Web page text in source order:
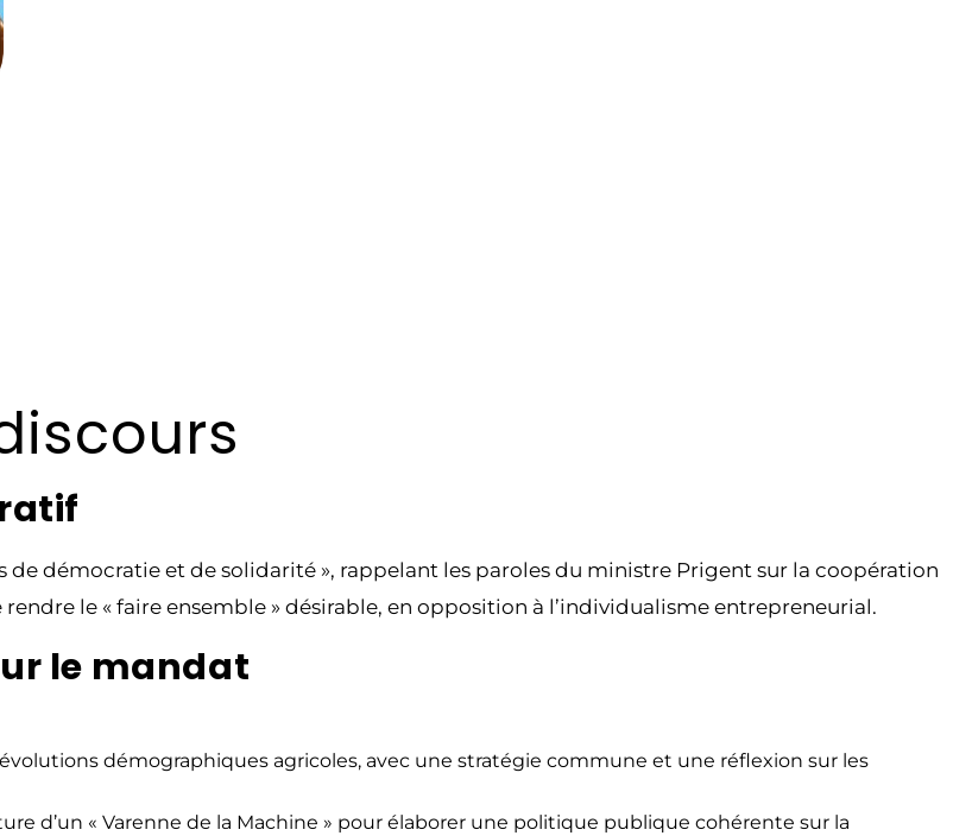
de démocratie et de solidarité », rappelant les paroles du ministre Prigent sur la coopération
rendre le « faire ensemble » désirable, en opposition à l’individualisme entrepreneurial.
le mandat
démographiques agricoles, avec une stratégie commune et une réflexion sur les
d’un « Varenne de la Machine » pour élaborer une politique publique cohérente sur la